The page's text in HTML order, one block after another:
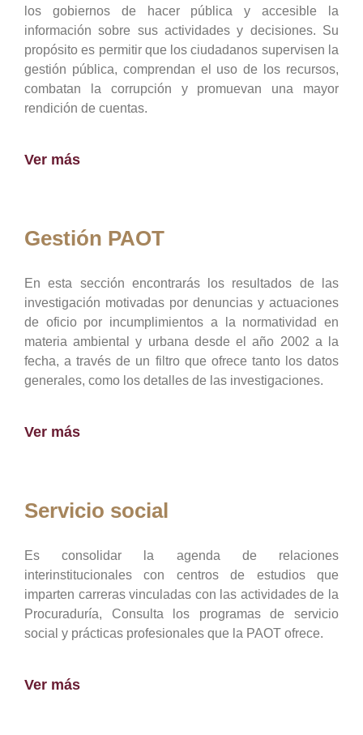
los gobiernos de hacer pública y accesible la
información sobre sus actividades y decisiones. Su
propósito es permitir que los ciudadanos supervisen la
gestión pública, comprendan el uso de los recursos,
combatan la corrupción y promuevan una mayor
rendición de cuentas.
Ver más
Gestión PAOT
En esta sección encontrarás los resultados de las
investigación motivadas por denuncias y actuaciones
de oficio por incumplimientos a la normatividad en
materia ambiental y urbana desde el año 2002 a la
fecha, a través de un filtro que ofrece tanto los datos
generales, como los detalles de las investigaciones.
Ver más
Servicio social
Es consolidar la agenda de relaciones
interinstitucionales con centros de estudios que
imparten carreras vinculadas con las actividades de la
Procuraduría, Consulta los programas de servicio
social y prácticas profesionales que la PAOT ofrece.
Ver más